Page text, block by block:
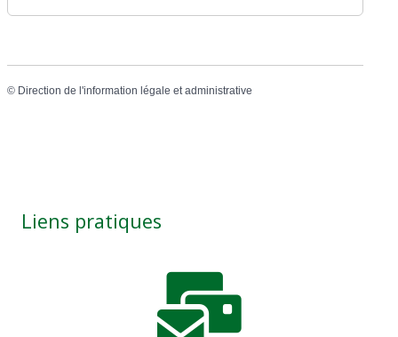
© Direction de l'information légale et administrative
Liens pratiques